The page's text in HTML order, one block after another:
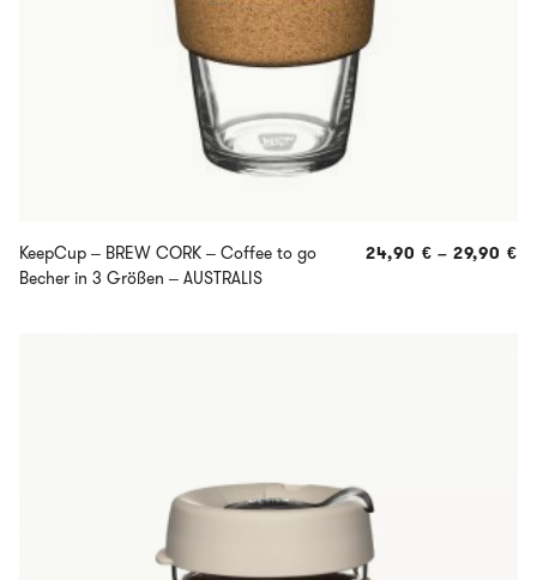
KeepCup – BREW CORK – Coffee to go
Becher in 3 Größen – AUSTRALIS
24,90 € – 29,90 €